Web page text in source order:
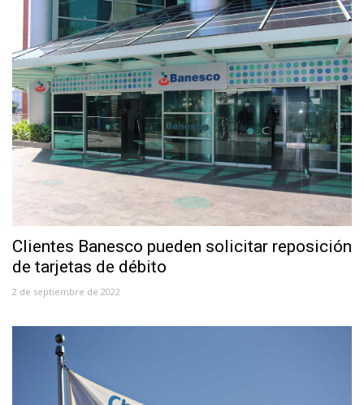
Clientes Banesco pueden solicitar reposición
de tarjetas de débito
2 de septiembre de 2022